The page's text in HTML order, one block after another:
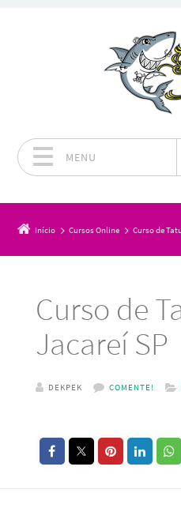
MENU
Início Cursos Online Curso de
Curso de
Jacareí SP
DEKPEK COMENTE!